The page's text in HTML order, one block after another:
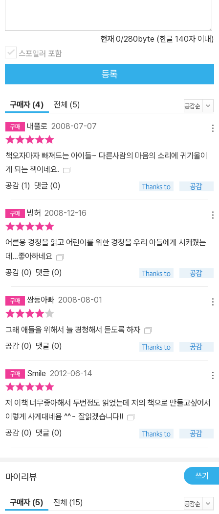
현재 0/280byte (한글 140자 이내)
스포일러 포함
등록
구매자 (4) 전체 (5)
내풀로 2008-07-07
책오자마자 빠져드는 아이들~ 다른사람의 마음의 소리에 귀기울이
게 되는 책이네요.
공감 (1) 댓글 (0)
빙허 2008-12-16
어른용 경청을 읽고 어린이를 위한 경청을 우리 아들에게 시켜줬는
데...좋아하네요
공감 (0) 댓글 (0)
쌍둥아빠 2008-08-01
그래 애들을 위해서 늘 경청해서 듣도록 하자
공감 (0) 댓글 (0)
Smile 2012-06-14
저 이책 너무좋아해서 두번정도 읽었는데 저의 책으로 만들고싶어서
이렇게 사게대네욤 ^^~ 잘읽겠습니다!!
공감 (0) 댓글 (0)
마이리뷰 쓰기
구매자 (5) 전체 (15)